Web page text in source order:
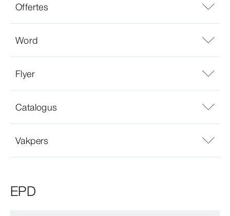
Offertes
Word
Flyer
Catalogus
Vakpers
EPD